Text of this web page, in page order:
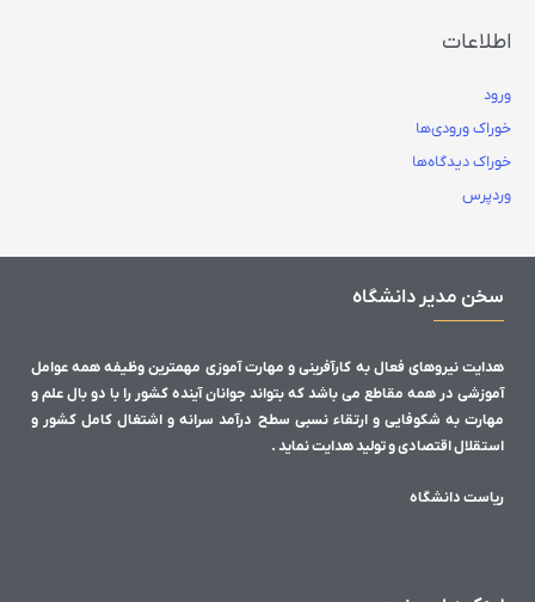
اطلاعات
ورود
خوراک ورودی‌ها
خوراک دیدگاه‌ها
وردپرس
سخن مدیر دانشگاه
هدایت نیروهای فعال به کارآفرینی و مهارت آموزی مهمترین وظیفه همه عوامل
آموزشی در همه مقاطع می باشد که بتواند جوانان آینده کشور را با دو بال علم و
مهارت به شکوفایی و ارتقاء نسبی سطح درآمد سرانه و اشتغال کامل کشور و
استقلال اقتصادی و تولید هدایت نماید .
ریاست دانشگاه